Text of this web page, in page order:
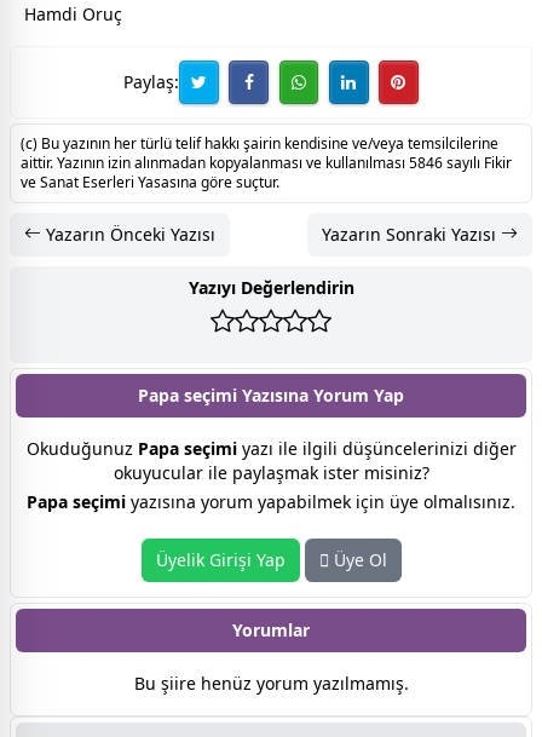
Hamdi Oruç
Paylaş:
(c) Bu yazının her türlü telif hakkı şairin kendisine ve/veya temsilcilerine
aittir. Yazının izin alınmadan kopyalanması ve kullanılması 5846 sayılı Fikir
ve Sanat Eserleri Yasasına göre suçtur.
Yazarın Önceki Yazısı Yazarın Sonraki Yazısı
Yazıyı Değerlendirin
Papa seçimi Yazısına Yorum Yap
Okuduğunuz Papa seçimiyazı ile ilgili düşüncelerinizi diğer
okuyucular ile paylaşmak ister misiniz?
Papa seçimi yazısına yorum yapabilmek için üye olmalısınız.
Üyelik Girişi Yap Üye Ol
Yorumlar
Bu şiire henüz yorum yazılmamış.